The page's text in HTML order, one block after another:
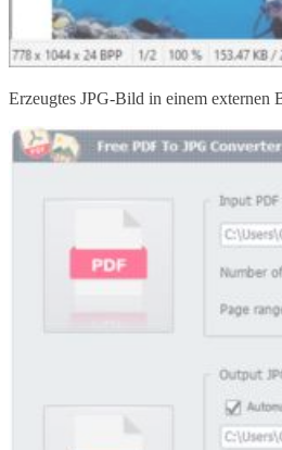
Erzeugtes JPG-Bild in einem externen